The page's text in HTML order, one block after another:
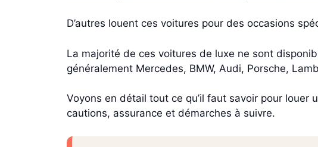
D’autres louent ces voitures pour des occasions
La majorité de ces voitures de luxe ne sont
généralement Mercedes, BMW, Audi, Porsche,
Voyons en détail tout ce qu’il faut savoir pour
cautions, assurance et démarches à suivre.